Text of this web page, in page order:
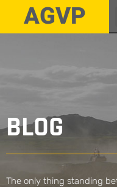
AGVP
BLOG
The only thing standing